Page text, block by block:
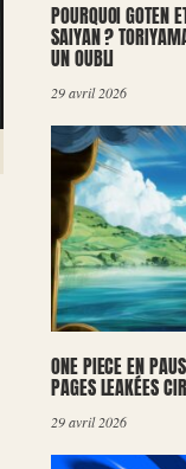
POURQUOI GOTEN
SAIYAN ?
UN OUBLI
29 avril 2026
ONE PIECE EN
PAGES LEAKÉES
29 avril 2026